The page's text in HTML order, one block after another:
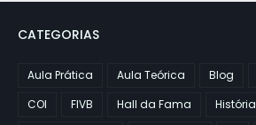
CATEGORIAS
Aula Prática Aula Teórica Blog
COI
FIVB Hall da Fama
História